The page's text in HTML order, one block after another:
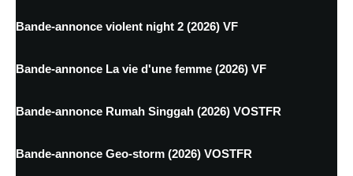
Bande-annonce violent night 2 (2026) VF
Bande-annonce La vie d'une femme (2026) VF
Bande-annonce Rumah Singgah (2026) VOSTFR
Bande-annonce Geo-storm (2026) VOSTFR